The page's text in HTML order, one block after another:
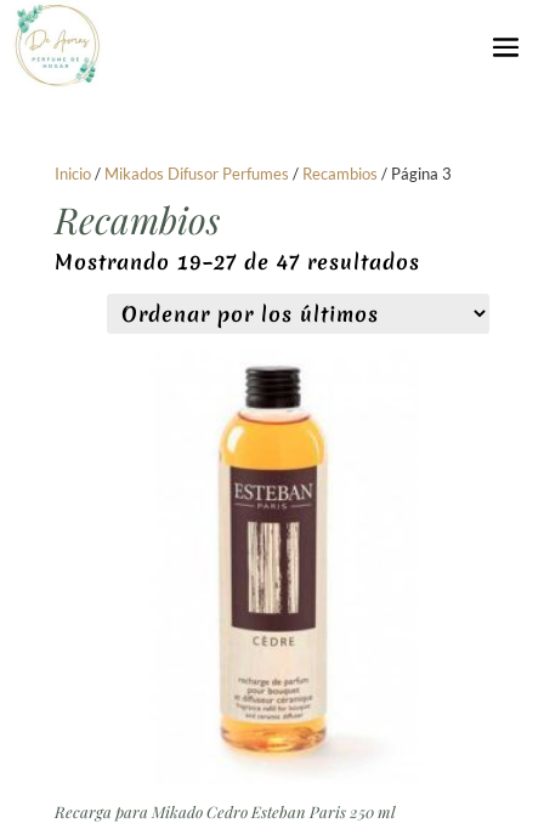
Inicio/ Mikados Difusor Perfumes / Recambios / Página 3
Recambios
Mostrando 19–27 de 47 resultadosOrdenado
Recarga para Mikado Cedro Esteban Paris 250 ml